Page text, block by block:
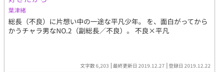
葉津緒
総長（不良）に片想い中の一途な平凡少年。 を、面白がってから
かうチャラ男なNO.2（副総長／不良）。 不良×平凡
文字数 6,203 最終更新日 2019.12.27 登録日 2019.12.22